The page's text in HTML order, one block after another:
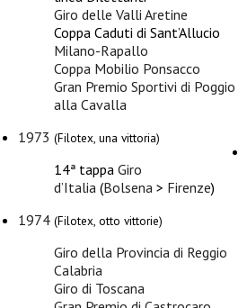
Giro delle Valli Aretine
Coppa Caduti di Sant’Allucio
Milano-Rapallo
Coppa Mobilio Ponsacco
Gran Premio Sportivi di Poggio
alla Cavalla
1973 (Filotex, una vittoria)
14ª tappa Giro
d’Italia (Bolsena > Firenze)
1974 (Filotex, otto vittorie)
Giro della Provincia di Reggio
Calabria
Giro di Toscana